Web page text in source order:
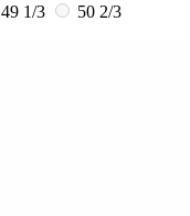
49 1/3
50 2/3